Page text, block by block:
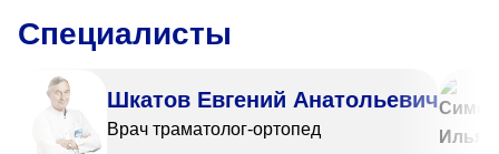
Специалисты
Шкатов Евгений Анатольевич
Врач траматолог-ортопед